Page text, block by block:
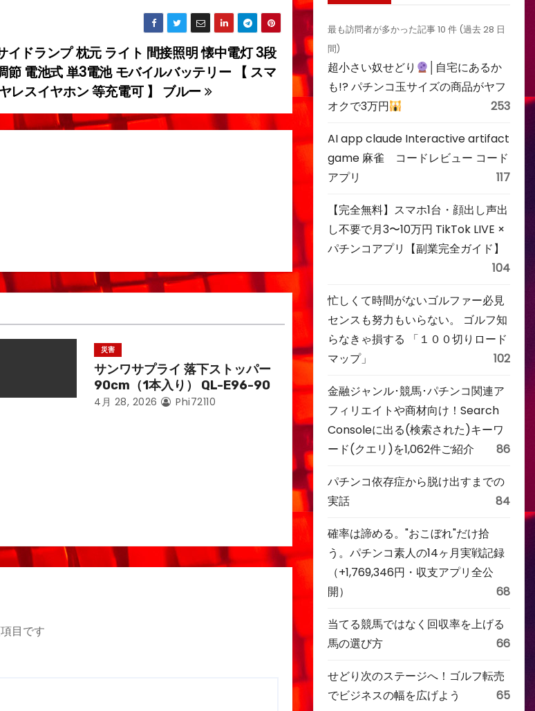
イドランプ 枕元 ライト 間接照明 懐中電灯 3段
節 電池式 単3電池 モバイルバッテリー 【 スマ
レスイヤホン 等充電可 】 ブルー
災害
サンワサプライ 落下ストッパー
90cm（1本入り） QL-E96-90
4月 28, 2026 Phi72110
目です
最も訪問者が多かった記事 10 件 (過去 28 日
間)
超小さい奴せどり
│自宅にあるか
も!? パチンコ玉サイズの商品がヤフ
オクで3万円
253
AI app claude Interactive artifact
game 麻雀 コードレビュー コード
アプリ
117
【完全無料】スマホ1台・顔出し声出
し不要で月3〜10万円 TikTok LIVE ×
パチンコアプリ【副業完全ガイド】
104
忙しくて時間がないゴルファー必見
センスも努力もいらない。 ゴルフ知
らなきゃ損する 「１００切りロード
マップ」
102
金融ジャンル･競馬･パチンコ関連ア
フィリエイトや商材向け！Search
Consoleに出る(検索された)キーワ
ード(クエリ)を1,062件ご紹介
86
パチンコ依存症から脱け出すまでの
実話
84
確率は諦める。"おこぼれ"だけ拾
う。パチンコ素人の14ヶ月実戦記録
（+1,769,346円・収支アプリ全公
開）
68
当てる競馬ではなく回収率を上げる
馬の選び方
66
せどり次のステージへ！ゴルフ転売
でビジネスの幅を広げよう
65